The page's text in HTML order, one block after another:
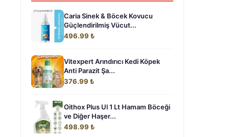
Caria Sinek & Böcek Kovucu
Güçlendirilmiş Vücut...
496.99 ₺
Vitexpert Arındırıcı Kedi Köpek
Anti Parazit Şa...
376.99 ₺
Oithox Plus Ul 1 Lt Hamam Böceği
ve Diğer Haşer...
498.99 ₺